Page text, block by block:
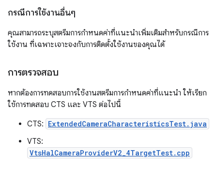
กรณีการใช้งานอื่นๆ
คุณสามารถระบุสตรีมการกำหนดค่าที่แนะนำเพิ่มเติมสำหรับกรณีการ
ใช้งาน ที่เฉพาะเจาะจงกับการติดตั้งใช้งานของคุณได้
การตรวจสอบ
หากต้องการทดสอบการใช้งานสตรีมการกำหนดค่าที่แนะนำ ให้เรียก
ใช้การทดสอบ CTS และ VTS ต่อไปนี้
CTS: ExtendedCameraCharacteristicsTest.java
VTS:
VtsHalCameraProviderV2_4TargetTest.cpp